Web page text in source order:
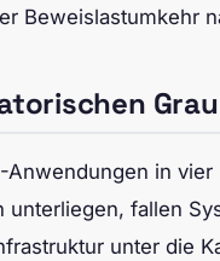
Beweislastumkehr
in vier
fallen
unter die